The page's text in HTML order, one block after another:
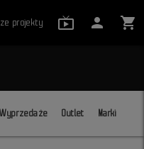
projekty live_tv_24
person shopping_cart
Wyprzedaże Outlet Marki